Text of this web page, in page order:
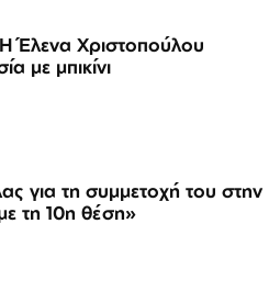
Έλενα Χριστοπούλου
με μπικίνι
για τη συμμετοχή του στην
τη 10η θέση»